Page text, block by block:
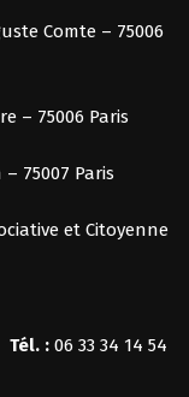
Comte – 75006
– 75006 Paris
75007 Paris
et Citoyenne
Tél. : 06 33 34 14 54